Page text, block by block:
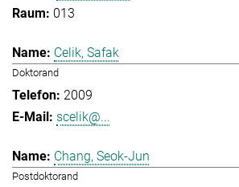
013
Celik, Safak
Doktorand
2009
scelik@...
Chang, Seok-Jun
Postdoktorand